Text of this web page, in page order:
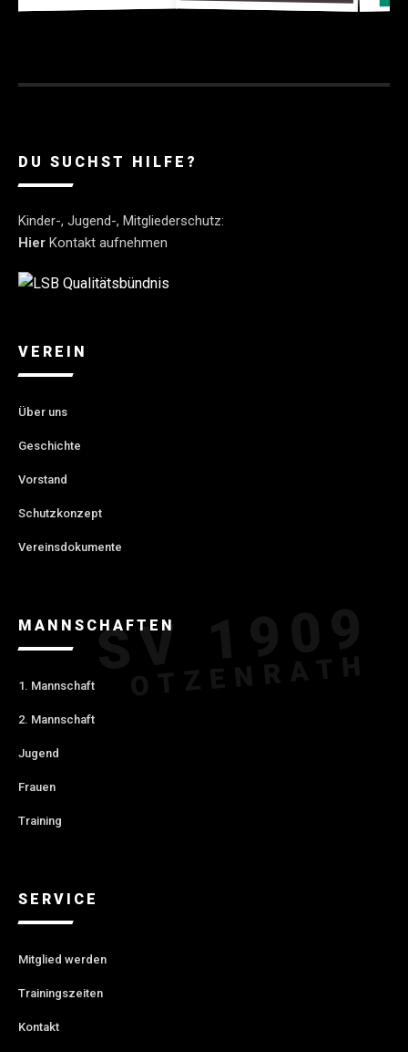
DU SUCHST HILFE?
Kinder-, Jugend-, Mitgliederschutz:
Hier Kontakt aufnehmen
VEREIN
Über uns
Geschichte
Vorstand
Schutzkonzept
Vereinsdokumente
MANNSCHAFTEN
1. Mannschaft
2. Mannschaft
Jugend
Frauen
Training
SERVICE
Mitglied werden
Trainingszeiten
Kontakt